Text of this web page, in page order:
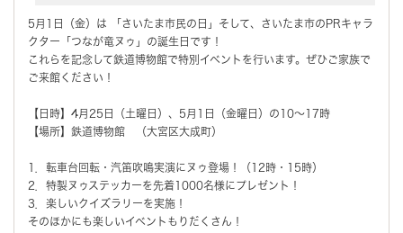
5月1日（金）は 「さいたま市民の日」そして、さいたま市のPRキャラ
クター「つなが竜ヌゥ」の誕生日です！
これらを記念して鉄道博物館で特別イベントを行います。ぜひご家族で
ご来館ください！
【日時】4月25日（土曜日）、5月1日（金曜日）の10～17時
【場所】鉄道博物館 （大宮区大成町）
1．転車台回転・汽笛吹鳴実演にヌゥ登場！（12時・15時）
2．特製ヌゥステッカーを先着1000名様にプレゼント！
3．楽しいクイズラリーを実施！
そのほかにも楽しいイベントもりだくさん！